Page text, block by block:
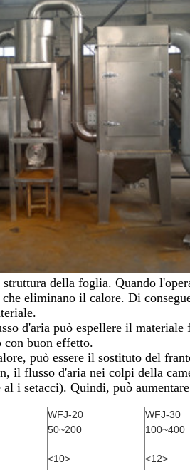
della foglia. Quando
eliminano il calore. Di
d'aria può espellere il
con buon effetto.
può essere il sostituto del
il flusso d'aria nei colpi della
i setacci). Quindi, può
WFJ-20 WFJ-30
50~200 100~400
<10> <12>